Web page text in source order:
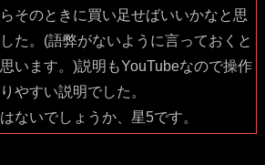
そのときに買い足せばいいかなと思
た。(語弊がないように言っておくと
います。)説明もYouTubeなので操作
やすい説明でした。
ないでしょうか、星5です。